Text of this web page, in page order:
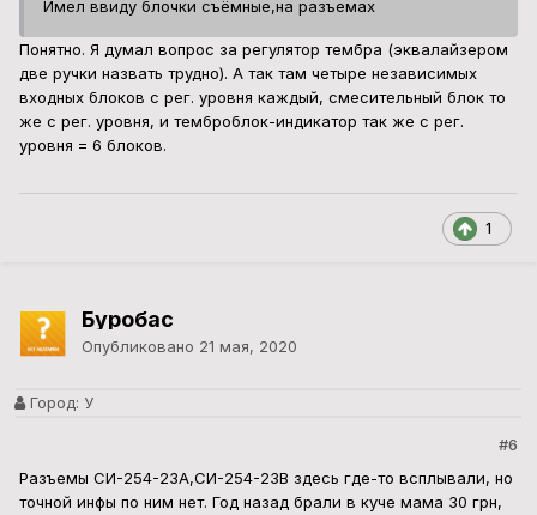
Имел ввиду блочки съёмные,на разъемах
Понятно. Я думал вопрос за регулятор тембра (эквалайзером
две ручки назвать трудно). А так там четыре независимых
входных блоков с рег. уровня каждый, смесительный блок то
же с рег. уровня, и темброблок-индикатор так же с рег.
уровня = 6 блоков.
1
Буробас
Опубликовано 21 мая, 2020
Город: У
#6
Разъемы СИ-254-23А,СИ-254-23В здесь где-то всплывали, но
точной инфы по ним нет. Год назад брали в куче мама 30 грн,